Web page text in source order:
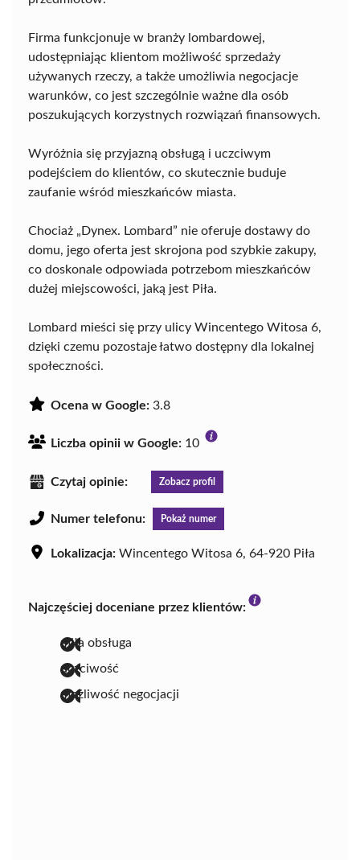
Firma funkcjonuje w branży lombardowej,
udostępniając klientom możliwość sprzedaży
używanych rzeczy, a także umożliwia negocjacje
warunków, co jest szczególnie ważne dla osób
poszukujących korzystnych rozwiązań finansowych.
Wyróżnia się przyjazną obsługą i uczciwym
podejściem do klientów, co skutecznie buduje
zaufanie wśród mieszkańców miasta.
Chociaż „Dynex. Lombard” nie oferuje dostawy do
domu, jego oferta jest skrojona pod szybkie zakupy,
co doskonale odpowiada potrzebom mieszkańców
dużej miejscowości, jaką jest Piła.
Lombard mieści się przy ulicy Wincentego Witosa 6,
dzięki czemu pozostaje łatwo dostępny dla lokalnej
społeczności.
Ocena w Google: 3.8
Liczba opinii w Google: 10
Czytaj opinie: Zobacz profil
Numer telefonu: Pokaż numer
Lokalizacja: Wincentego Witosa 6, 64-920 Piła
Najczęściej doceniane przez klientów:
miła obsługa
uczciwość
możliwość negocjacji